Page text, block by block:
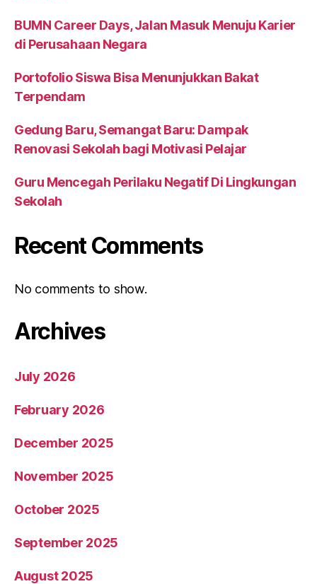
BUMN Career Days, Jalan Masuk Menuju Karier
di Perusahaan Negara
Portofolio Siswa Bisa Menunjukkan Bakat
Terpendam
Gedung Baru, Semangat Baru: Dampak
Renovasi Sekolah bagi Motivasi Pelajar
Guru Mencegah Perilaku Negatif Di Lingkungan
Sekolah
Recent Comments
No comments to show.
Archives
July 2026
February 2026
December 2025
November 2025
October 2025
September 2025
August 2025